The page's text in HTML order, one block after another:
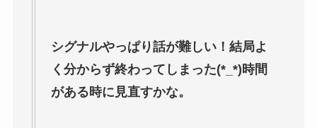
シグナルやっぱり話が難しい！結局よ
く分からず終わってしまった(*_*)時間
がある時に見直すかな。